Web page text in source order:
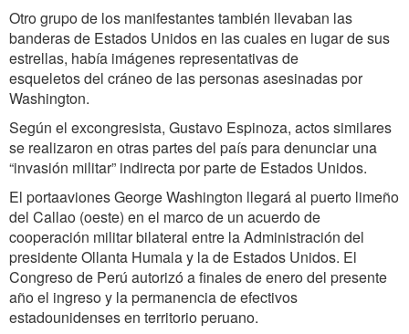
Otro grupo de los manifestantes también llevaban las
banderas de Estados Unidos en las cuales en lugar de sus
estrellas, había imágenes representativas de
esqueletos del cráneo de las personas asesinadas por
Washington.
Según el excongresista, Gustavo Espinoza, actos similares
se realizaron en otras partes del país para denunciar una
“invasión militar” indirecta por parte de Estados Unidos.
El portaaviones George Washington llegará al puerto limeño
del Callao (oeste) en el marco de un acuerdo de
cooperación militar bilateral entre la Administración del
presidente Ollanta Humala y la de Estados Unidos. El
Congreso de Perú autorizó a finales de enero del presente
año el ingreso y la permanencia de efectivos
estadounidenses en territorio peruano.